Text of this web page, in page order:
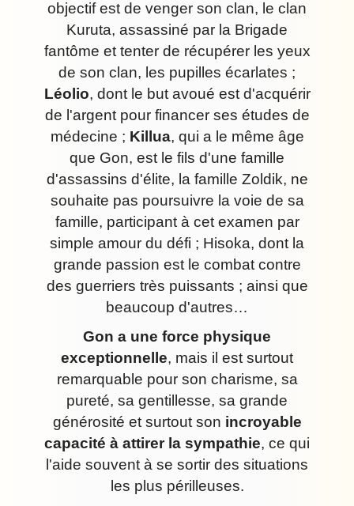
objectif est de venger son clan, le clan
Kuruta, assassiné par la Brigade
fantôme et tenter de récupérer les yeux
de son clan, les pupilles écarlates ;
Léolio, dont le but avoué est d'acquérir
de l'argent pour financer ses études de
médecine ; Killua, qui a le même âge
que Gon, est le fils d'une famille
d'assassins d'élite, la famille Zoldik, ne
souhaite pas poursuivre la voie de sa
famille, participant à cet examen par
simple amour du défi ; Hisoka, dont la
grande passion est le combat contre
des guerriers très puissants ; ainsi que
beaucoup d'autres…
Gon a une force physique
exceptionnelle, mais il est surtout
remarquable pour son charisme, sa
pureté, sa gentillesse, sa grande
générosité et surtout son incroyable
capacité à attirer la sympathie, ce qui
l'aide souvent à se sortir des situations
les plus périlleuses.